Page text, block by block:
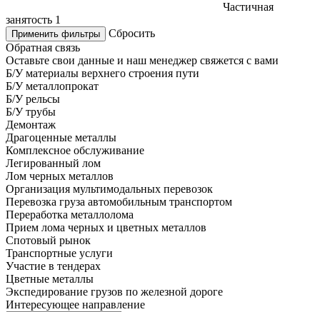
Частичная
занятость 1
Применить фильтры
Сбросить
Обратная связь
Оставьте свои данные и наш менеджер свяжется с вами
Б/У материалы верхнего строения пути
Б/У металлопрокат
Б/У рельсы
Б/У трубы
Демонтаж
Драгоценные металлы
Комплексное обслуживание
Легированный лом
Лом черных металлов
Организация мультимодальных перевозок
Перевозка груза автомобильным транспортом
Переработка металлолома
Прием лома черных и цветных металлов
Спотовый рынок
Транспортные услуги
Участие в тендерах
Цветные металлы
Экспедирование грузов по железной дороге
Интересующее направление